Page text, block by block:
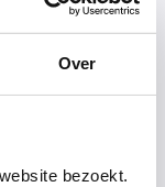
Over
bezoekt.